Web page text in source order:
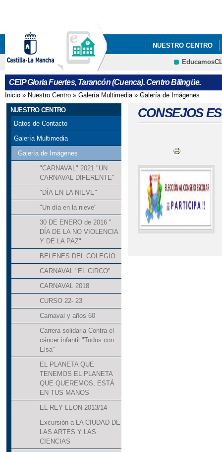
NUESTRO CENTRO
QUÉ HACEMOS
DÍA INTERNACIONAL
HALLOWEEN
LA DISCAPACIDAD"
JORNADAS DE
MUSICAL WE WILL
PLENO
CRFP
CEIP Gloria Fuertes, Tarancón (Cuenca). Centro Bilingüe.
Se encuentra usted aquí
Inicio » Nuestro Centro » Galería Multimedia» Galería de Imágenes
NUESTRO CENTRO
Datos de Contacto
Galería Multimedia
Galería de Imágenes
"CARNAVAL" 2021 "UN
CARNAVAL DIFERENTE"
"DÍA EN LA NIEVE"
"Un día en la nieve"
30 DE ENERO de 2016 "
DÍA DE LA NO VIOLENCIA
Y DE LA PAZ"
BELENES DEL COLEGIO
CARNAVAL "EL CIRCO"
CARNAVAL 2018
CURSO 22- 23
Carnaval y años 60
Carrera solidaria Contra el
cáncer infantil "Todos con
Elsa"
EL PLANETA QUE
TENEMOS EL PLANETA
QUE QUEREMOS, ESTÁ
EN TUS MANOS
EL REY LEON 2013/14
Excursión a LA CIUDAD DE
LAS ARTES Y LAS
CIENCIAS
CONSEJOS